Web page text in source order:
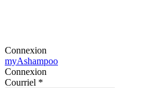
Connexion
myAshampoo
Connexion
Courriel *